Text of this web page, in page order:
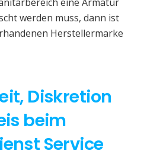
werden muss, dann ist
Herstellermarke
Diskretion
beim
Service